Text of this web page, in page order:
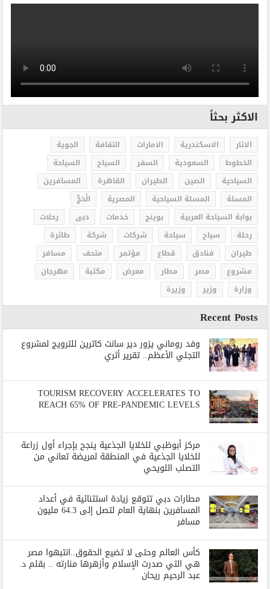
الاكثر بحثاً
الاثار الاسكندرية الامارات الثقافة
الجوية
الخطوط
السعودية السفر السياح
السياحة
السياحية
الصين الطيران القاهرة
المسافرين
المسلة
المسلة السياحية المصرية
الْحَجُّ
بوابة السياحة العربية
بوينج خدمات دبى
رحلات
رحلة
سياح سياحة شركات شركة
طائرة
طيران
فنادق قطاع مؤتمر متحف
مسافر
مشروع
مصر مطار معرض مكتبة
مهرجان
وزارة
وزير وزيرة
Recent Posts
وفد روماني يزور دير سانت كاترين للترويج لمشروع
التجلي الأعظم.. تقرير أثري
TOURISM RECOVERY ACCELERATES TO
REACH 65% OF PRE-PANDEMIC LEVELS
مركز أبوظبي للخلايا الجذعية ينجح بإجراء أول زراعة
للخلايا الجذعية في المنطقة لمريضة تعاني من
التصلب اللويحي
مطارات دبي تتوقع زيادة استثنائية في أعداد
المسافرين بنهاية العام لتصل إلى 64.3 مليون
مسافر
كأس العالم وحتى لا تضيع الحقوق..انتبهوا مصر
هي التي صدرت الإسلام وأزهرها منارته .. بقلم د.
عبد الرحيم ريحان